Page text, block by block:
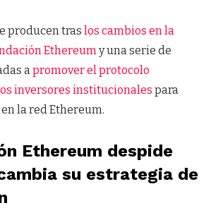
producen tras los cambios en la
Ethereum y una serie de
a promover el protocolo
inversores institucionales para
la red Ethereum.
Ethereum despide
su estrategia de